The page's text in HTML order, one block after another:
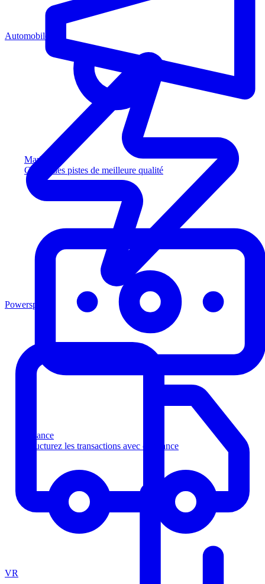
Marketing
Captez des pistes de meilleure qualité
Finance
Structurez les transactions avec confiance
Automobile
Powersports
VR